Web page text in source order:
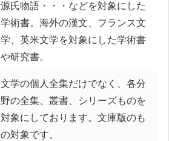
源氏物語・・・などを対象にした
学術書。海外の漢文、フランス文
学、英米文学を対象にした学術書
や研究書。
文学の個人全集だけでなく、各分
野の全集、叢書、シリーズものを
対象にしております。文庫版のも
の対象です。